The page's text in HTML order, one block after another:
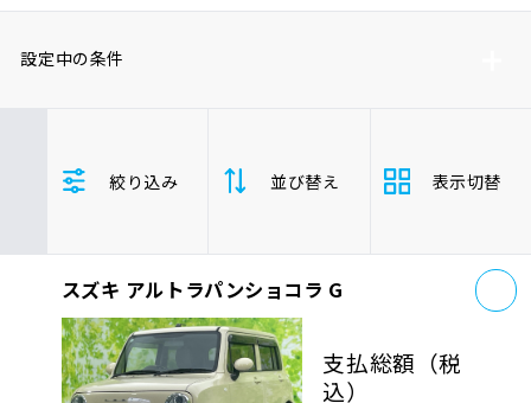
品質管理とサポート体制
お問い合わせ
設定中の条件
ホンダ
マツダ
ミツビシ
アルトラパンショコラ
絞り込み 並び替え
支払総
額
安い順 高
年式 新しい順
表示切替
スズキ アルトラパンショコラ G
支払総額 （税
込）